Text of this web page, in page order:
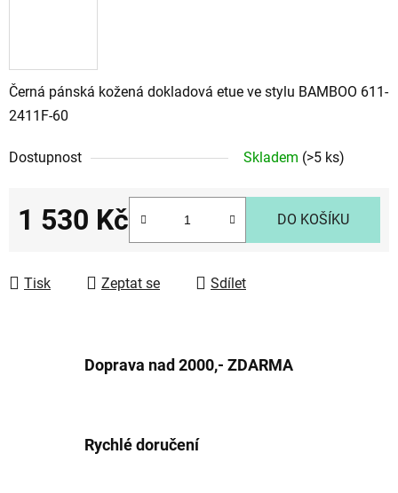
Černá pánská kožená dokladová etue ve stylu BAMBOO 611-
2411F-60
Dostupnost Skladem (>5 ks)
1 530 Kč DO KOŠÍKU
Tisk Zeptat se Sdílet
Doprava nad 2000,- ZDARMA
Rychlé doručení